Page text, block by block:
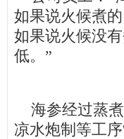
如果说火候煮
如果说火候没
低。”
海参经过蒸煮
凉水炮制等工